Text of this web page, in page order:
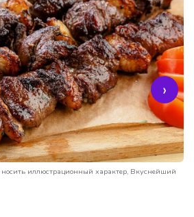
носить иллюстрационный характер, Вкуснейший
›